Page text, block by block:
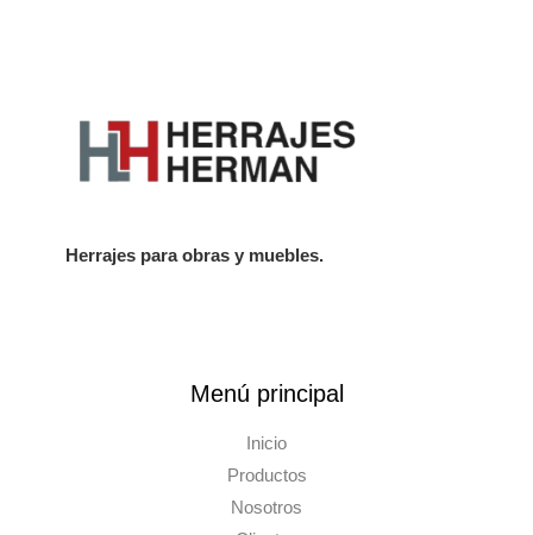
Herrajes para obras y muebles.
Menú principal
Inicio
Productos
Nosotros